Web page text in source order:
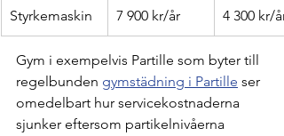
Styrkemaskin 7 900 kr/år 4 300 kr/år
Gym i exempelvis Partille som byter till
regelbunden gymstädning i Partille ser
omedelbart hur servicekostnaderna
sjunker eftersom partikelnivåerna